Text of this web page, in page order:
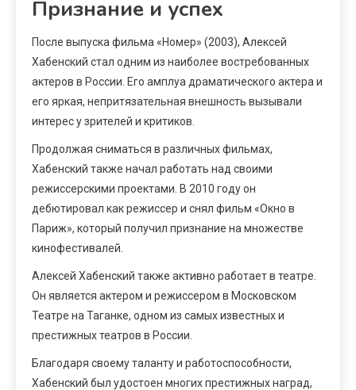
Признание и успех
После выпуска фильма «Номер» (2003), Алексей
Хабенский стал одним из наиболее востребованных
актеров в России. Его амплуа драматического актера и
его яркая, непритязательная внешность вызывали
интерес у зрителей и критиков.
Продолжая сниматься в различных фильмах,
Хабенский также начал работать над своими
режиссерскими проектами. В 2010 году он
дебютировал как режиссер и снял фильм «Окно в
Париж», который получил признание на множестве
кинофестивалей.
Алексей Хабенский также активно работает в театре.
Он является актером и режиссером в Московском
Театре на Таганке, одном из самых известных и
престижных театров в России.
Благодаря своему таланту и работоспособности,
Хабенский был удостоен многих престижных наград,